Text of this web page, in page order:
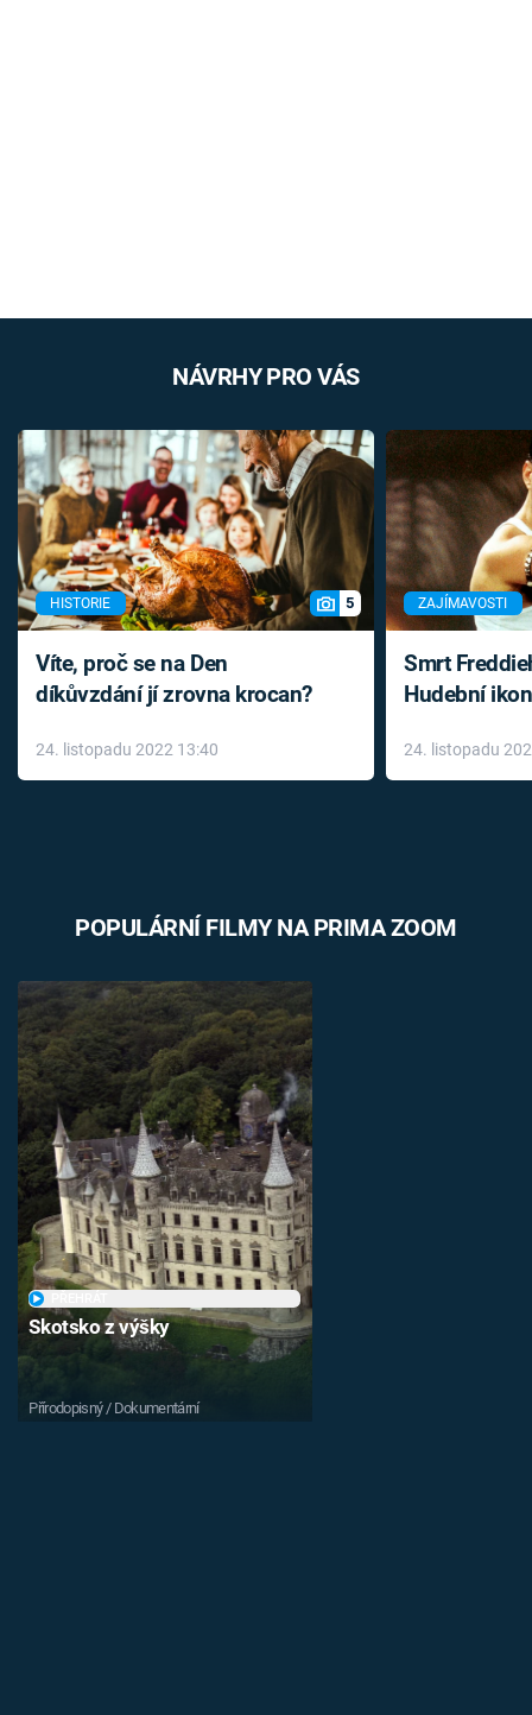
NÁVRHY PRO VÁS
HISTORIE 5
Víte, proč se na Den
díkůvzdání jí zrovna krocan?
24. listopadu 2022 13:40
ZAJÍMAVOSTI
Smrt
Hudební
léky
24. listopadu
POPULÁRNÍ FILMY NA PRIMA ZOOM
Skotsko z výšky
Přírodopisný / Dokumentární